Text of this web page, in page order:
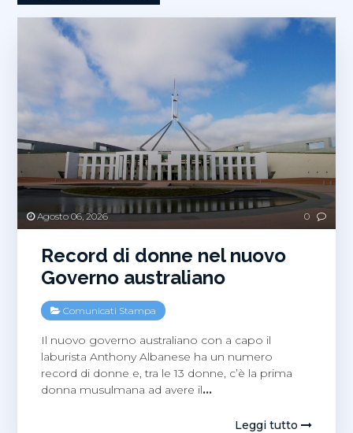
Agosto 06, 2026 0
Record di donne nel nuovo
Governo australiano
Comunicati Stampa
Il nuovo governo australiano con a capo il
laburista Anthony Albanese ha un numero
record di donne e, tra le 13 donne, c’è la prima
donna musulmana ad avere il…
Leggi tutto